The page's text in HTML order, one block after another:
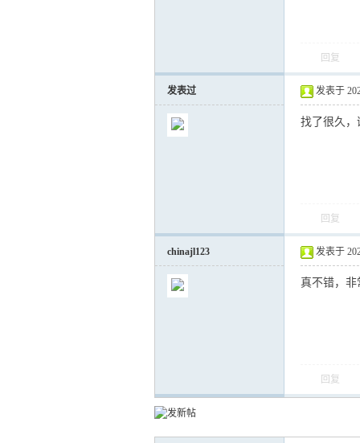
回复
发表过 发表于
找了很久，
回复
chinajl123 发表于
真不错，非
回复